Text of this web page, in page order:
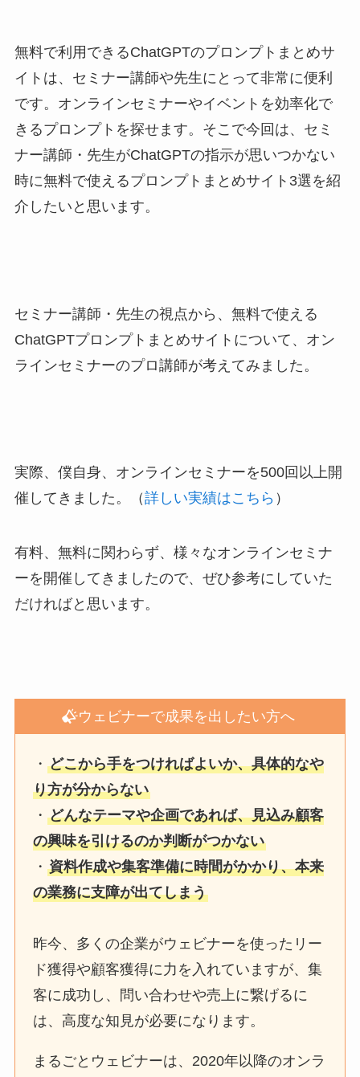
無料で利用できるChatGPTのプロンプトまとめサ
イトは、セミナー講師や先生にとって非常に便利
です。オンラインセミナーやイベントを効率化で
きるプロンプトを探せます。そこで今回は、セミ
ナー講師・先生がChatGPTの指示が思いつかない
時に無料で使えるプロンプトまとめサイト3選を紹
介したいと思います。
セミナー講師・先生の視点から、無料で使える
ChatGPTプロンプトまとめサイトについて、オン
ラインセミナーのプロ講師が考えてみました。
実際、僕自身、オンラインセミナーを500回以上開
催してきました。（詳しい実績はこちら ）
有料、無料に関わらず、様々なオンラインセミナ
ーを開催してきましたので、ぜひ参考にしていた
だければと思います。
ウェビナーで成果を出したい方へ
・どこから手をつければよいか、具体的なや
り方が分からない
・どんなテーマや企画であれば、見込み顧客
の興味を引けるのか判断がつかない
・資料作成や集客準備に時間がかかり、本来
の業務に支障が出てしまう
昨今、多くの企業がウェビナーを使ったリー
ド獲得や顧客獲得に力を入れていますが、集
客に成功し、問い合わせや売上に繋げるに
は、高度な知見が必要になります。
まるごとウェビナーは、2020年以降のオンラ